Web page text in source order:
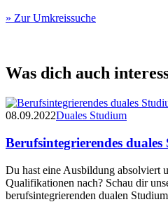
» Zur Umkreissuche
Was dich auch
08.09.2022Duales Studium
Berufsintegrierendes
Du hast eine Ausbildung absolviert
Qualifikationen nach? Schau dir
berufsintegrierenden dualen